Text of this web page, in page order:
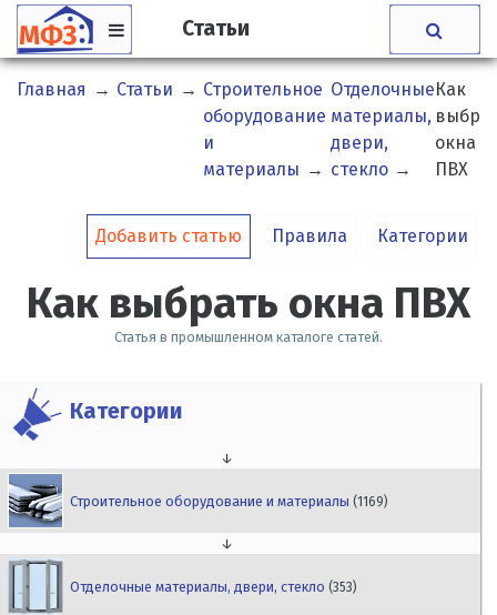
Статьи
Главная → Статьи → Строительное
оборудование
и
материалы →
Отделочные
материалы,
двери,
стекло →
Как
окна
ПВХ
Добавить статью Правила Категории
Как выбрать окна ПВХ
Статья в промышленном каталоге статей.
Категории
↓
Строительное оборудование и материалы(1169)
↓
Отделочные материалы, двери, стекло(353)